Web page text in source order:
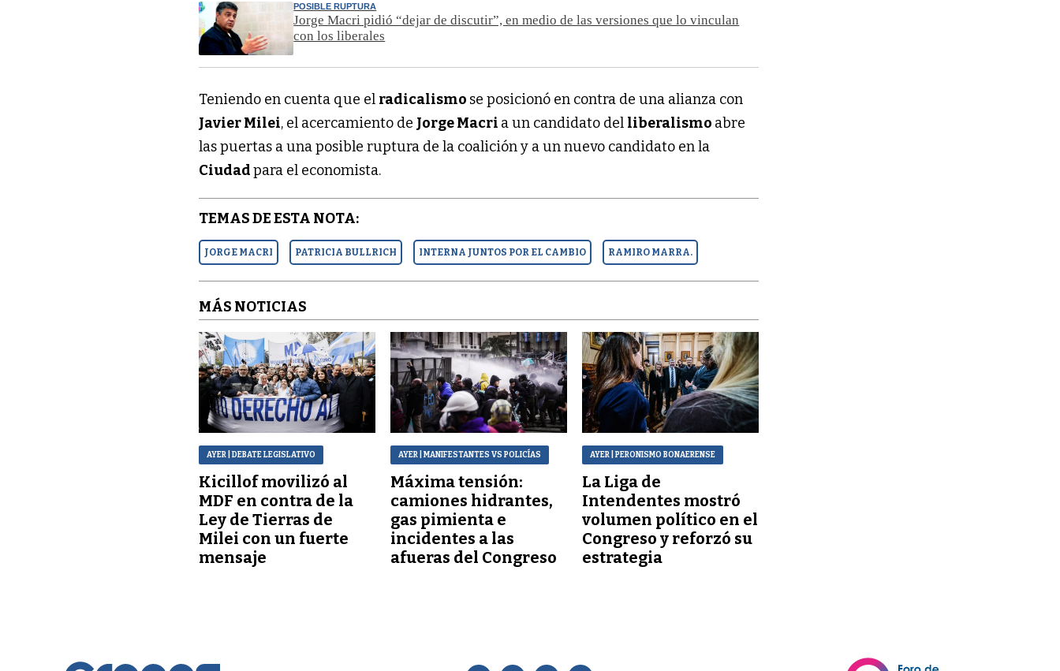
POSIBLE RUPTURA
Jorge Macri pidió “dejar de discutir”, en medio de las versiones que lo vinculan
con los liberales
Teniendo en cuenta que el radicalismo se posicionó en contra de una alianza con
Javier Milei, el acercamiento de Jorge Macri a un candidato del liberalismo abre
las puertas a una posible ruptura de la coalición y a un nuevo candidato en la
Ciudadpara el economista.
TEMAS DE ESTA NOTA:
JORGE MACRI PATRICIA BULLRICH INTERNA JUNTOS POR EL CAMBIO RAMIRO MARRA.
MÁS NOTICIAS
AYER | DEBATE LEGISLATIVO
Kicillof movilizó al
MDF en contra de la
Ley de Tierras de
Milei con un fuerte
mensaje
AYER | MANIFESTANTES VS POLICÍAS
Máxima tensión:
camiones hidrantes,
gas pimienta e
incidentes a las
afueras del Congreso
AYER | PERONISMO BONAERENSE
La Liga de
Intendentes mostró
volumen político en el
Congreso y reforzó su
estrategia